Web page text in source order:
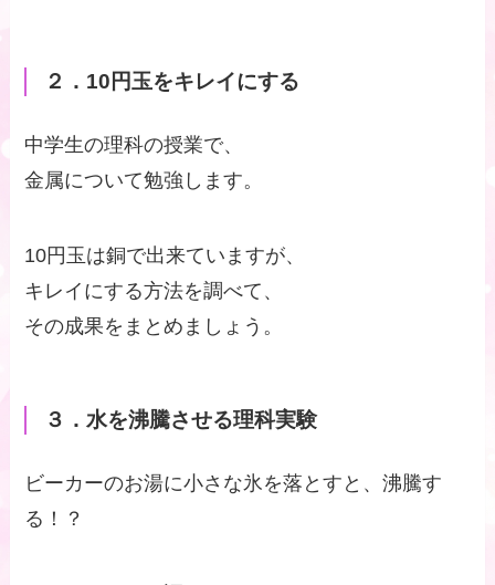
２．10円玉をキレイにする
中学生の理科の授業で、
金属について勉強します。
10円玉は銅で出来ていますが、
キレイにする方法を調べて、
その成果をまとめましょう。
３．水を沸騰させる理科実験
ビーカーのお湯に小さな氷を落とすと、沸騰す
る！？